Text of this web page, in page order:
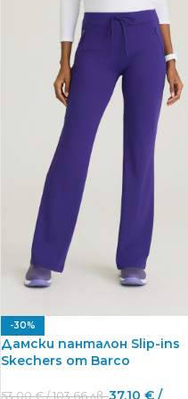
-30%
Дамски панталон Slip-ins
Skechers от Barco
53,00€/ 103,66 лв.